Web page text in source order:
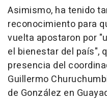
Asimismo, ha tenido
reconocimiento para
vuelta apostaron por
el bienestar del país",
presencia del
Guillermo
de González en